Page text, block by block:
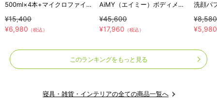
500ml×4本+マイクロファイバ
ークロス×2枚／防虫スプレー
／防虫剤／害虫忌避剤
¥15,400
¥6,980 （税込）
AiMY（エイミー）ボディメン
テナンスウェア リカバース／
半袖半ズボン／2着セット／上
¥45,600
¥17,960 （税込）
洗顔パ
タオル
¥8,580
¥5,980
このランキングをもっと見る
寝具・雑貨・インテリアの全ての商品一覧へ